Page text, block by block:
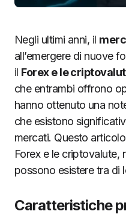
Negli ultimi anni, il
all’emergere di nuove
il Forex e le
che entrambi offrono
hanno ottenuto una
che esistono
mercati. Questo
Forex e le criptovalute,
possono esistere tra di
Caratteristiche